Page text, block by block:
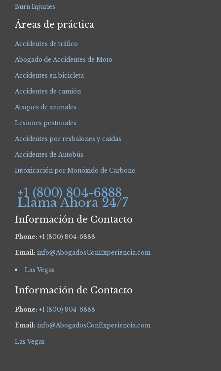
Burn Injuries
Áreas de práctica
Accidentes de tráfico
Abogado de Accidentes de Moto
Accidentes en bicicleta
Accidentes de camión
Ataques de animales
Lesiones peatonales
Accidentes por resbalones y caídas
Accidentes de Autobús
Intoxicación por Monóxido de Carbono
+1 (800) 804-6888
Llama Ahora 24/7
Información de Contacto
Phone: +1 (800) 804-6888
Email: info@AbogadosConExperiencia.com
Las Vegas
Información de Contacto
Phone: +1 (800) 804-6888
Email: info@AbogadosConExperiencia.com
Las Vegas